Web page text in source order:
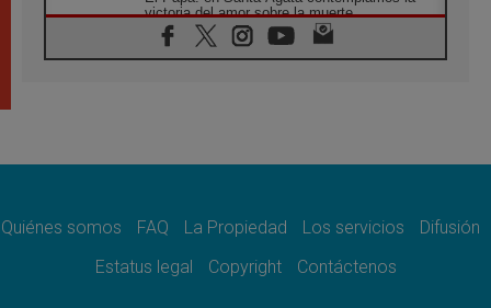
victoria del amor sobre la muerte
08.08.2026
León XIV visitará el Santuario de la Madre
07.08.2026
07.08.2026
el compromiso del cristiano"
Quiénes somos FAQ La Propiedad Los servicios
Difusión
Estatus legal
Copyright Contáctenos